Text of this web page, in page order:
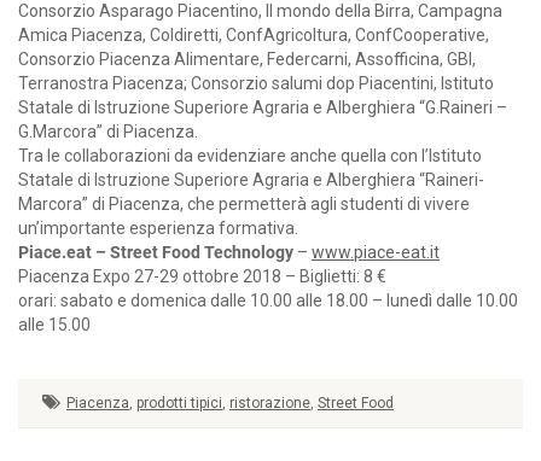
Consorzio Asparago Piacentino, Il mondo della Birra, Campagna
Amica Piacenza, Coldiretti, ConfAgricoltura, ConfCooperative,
Consorzio Piacenza Alimentare, Federcarni, Assofficina, GBI,
Terranostra Piacenza; Consorzio salumi dop Piacentini, Istituto
Statale di Istruzione Superiore Agraria e Alberghiera “G.Raineri –
G.Marcora” di Piacenza.
Tra le collaborazioni da evidenziare anche quella con l’Istituto
Statale di Istruzione Superiore Agraria e Alberghiera “Raineri-
Marcora” di Piacenza, che permetterà agli studenti di vivere
un’importante esperienza formativa.
Piace.eat – Street Food Technology – www.piace-eat.it
Piacenza Expo 27-29 ottobre 2018 – Biglietti: 8 €
orari: sabato e domenica dalle 10.00 alle 18.00 – lunedì dalle 10.00
alle 15.00
Piacenza, prodotti tipici, ristorazione, Street Food